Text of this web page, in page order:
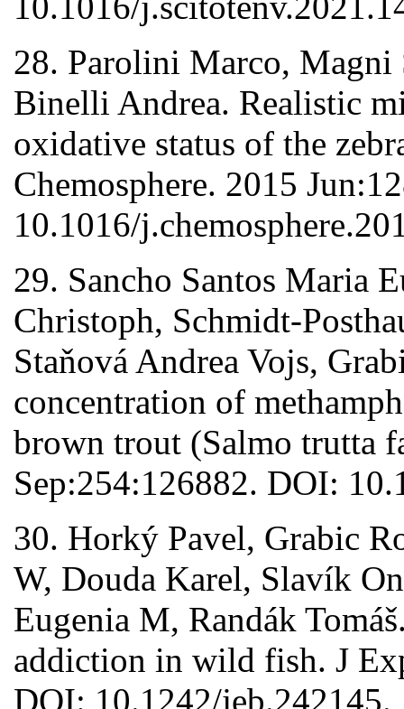
28. Parolini Marco, Magni
Binelli Andrea. Realistic
oxidative status of the
Chemosphere. 2015
10.1016/
29. Sancho Santos Maria
Christoph, Schmidt-
Staňová Andrea Vojs,
concentration of
brown trout (Salmo trutta
Sep:254:126882. DOI:
30. Horký Pavel, Grabic
W, Douda Karel, Slavík
Eugenia M, Randák
addiction in wild fish. J
DOI: 10.1242/jeb.242145.